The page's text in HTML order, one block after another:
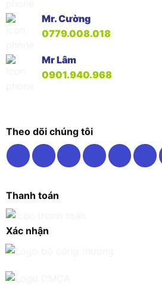
Mr. Cường
0779.008.018
Mr Lâm
0901.940.968
Theo dõi chúng tôi
Thanh toán
Xác nhận